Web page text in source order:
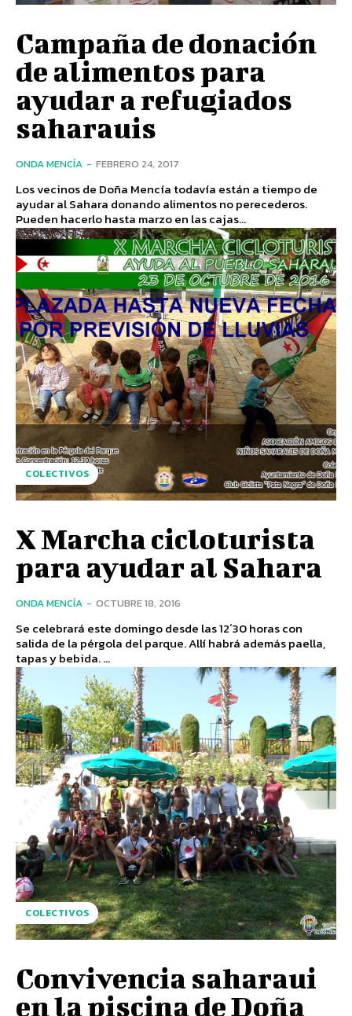
Campaña de donación
de alimentos para
ayudar a refugiados
saharauis
ONDA MENCÍA - FEBRERO 24, 2017
Los vecinos de Doña Mencía todavía están a tiempo de
ayudar al Sahara donando alimentos no perecederos.
Pueden hacerlo hasta marzo en las cajas...
COLECTIVOS
X Marcha cicloturista
para ayudar al Sahara
ONDA MENCÍA - OCTUBRE 18, 2016
Se celebrará este domingo desde las 12´30 horas con
salida de la pérgola del parque. Allí habrá además paella,
tapas y bebida. ...
COLECTIVOS
Convivencia saharaui
en la piscina de Doña